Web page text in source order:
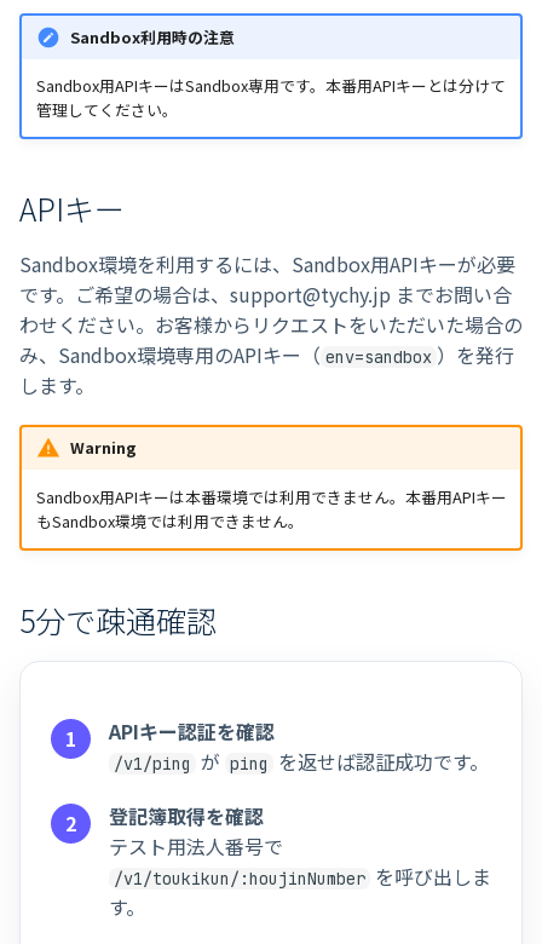
Sandbox利用時の注意
Sandbox用APIキーはSandbox専用です。本番用APIキーとは分けて
管理してください。
APIキー
Sandbox環境を利用するには、Sandbox用APIキーが必要
です。ご希望の場合は、support@tychy.jp までお問い合
わせください。お客様からリクエストをいただいた場合の
み、Sandbox環境専用のAPIキー（ env=sandbox ）を発行
します。
Warning
Sandbox用APIキーは本番環境では利用できません。本番用APIキー
もSandbox環境では利用できません。
5分で疎通確認
APIキー認証を確認
/v1/ping が ping
を返せば認証成功です。
登記簿取得を確認
テスト用法人番号で
/v1/toukikun/:houjinNumber を呼び出しま
す。